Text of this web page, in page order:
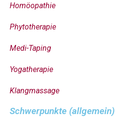
Homöopathie
Phytotherapie
Medi-Taping
Yogatherapie
Klangmassage
Schwerpunkte (allgemein)